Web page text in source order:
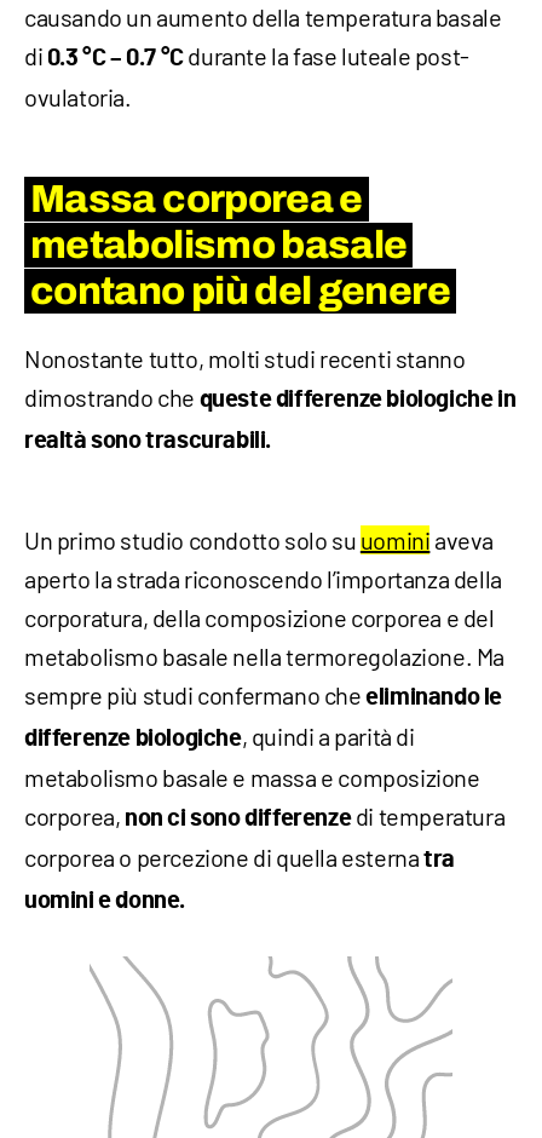
causando un aumento della temperatura basale
di 0.3 °C – 0.7 °Cdurante la fase luteale post-
ovulatoria.
Massa corporea e
metabolismo basale
contano più del genere
Nonostante tutto, molti studi recenti stanno
dimostrando che queste differenze biologiche in
realtà sono trascurabili.
Un primo studio condotto solo su uomini aveva
aperto la strada riconoscendo l’importanza della
corporatura, della composizione corporea e del
metabolismo basale nella termoregolazione. Ma
sempre più studi confermano cheeliminando le
differenze biologiche, quindi a parità di
metabolismo basale e massa e composizione
corporea, non ci sono differenzedi temperatura
corporea o percezione di quella esternatra
uomini e donne.